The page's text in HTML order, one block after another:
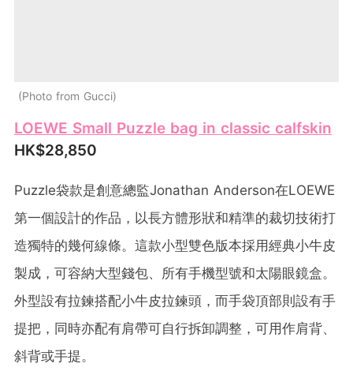
Photo from Gucci
LOEWE Small Puzzle bag in classic calfskin
HK$28,850
Puzzle袋款是創意總監Jonathan Anderson在LOEWE
第一個設計的作品，以長方體形狀和精準的裁切技術打
造獨特的幾何線條。這款小型雙色版本採用經典小牛皮
製成，可容納大型錢包、所有手機型號和太陽眼鏡盒。
外型設有拉鍊搭配小牛皮拉鍊頭，而手袋頂部則設有手
提把，同時亦配有肩帶可自行拆卸調整，可用作肩背、
斜背或手提。